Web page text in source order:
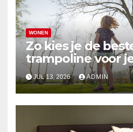
WONEN
Zo kies je de
trampoline voor
JUL 13, 2026 ADMIN